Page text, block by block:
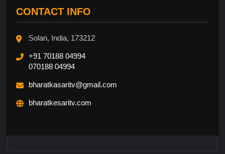
CONTACT INFO
Solan, India, 173212
+91 70188 04994
070188 04994
bharatkasaritv@gmail.com
bharatkesaritv.com